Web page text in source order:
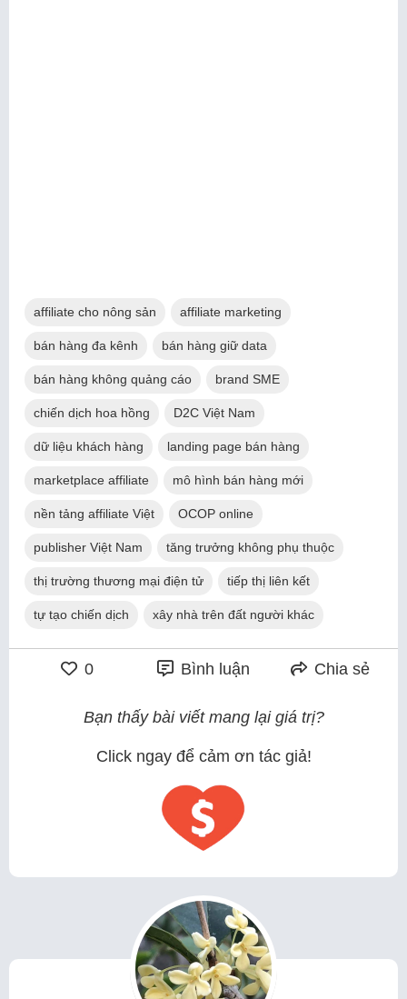
affiliate cho nông sản affiliate marketing
bán hàng đa kênh bán hàng giữ data
bán hàng không quảng cáo brand SME
chiến dịch hoa hồng D2C Việt Nam
dữ liệu khách hàng landing page bán hàng
marketplace affiliate mô hình bán hàng mới
nền tảng affiliate Việt OCOP online
publisher Việt Nam tăng trưởng không phụ thuộc
thị trường thương mại điện tử tiếp thị liên kết
tự tạo chiến dịch xây nhà trên đất người khác
0 Bình luận Chia sẻ
Bạn thấy bài viết mang lại giá trị?
Click ngay để cảm ơn tác giả!